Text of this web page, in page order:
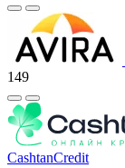
149
CashtanCredit